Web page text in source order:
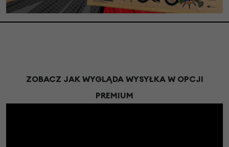
ZOBACZ JAK WYGLĄDA WYSYŁKA W OPCJI
PREMIUM